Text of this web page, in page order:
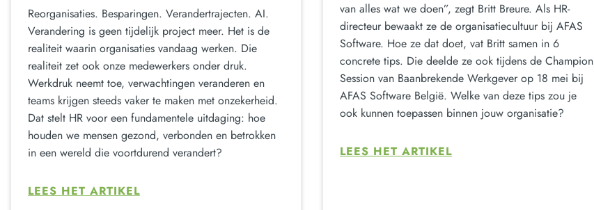
Reorganisaties. Besparingen. Verandertrajecten. AI.
Verandering is geen tijdelijk project meer. Het is de
realiteit waarin organisaties vandaag werken. Die
realiteit zet ook onze medewerkers onder druk.
Werkdruk neemt toe, verwachtingen veranderen en
teams krijgen steeds vaker te maken met onzekerheid.
Dat stelt HR voor een fundamentele uitdaging: hoe
houden we mensen gezond, verbonden en betrokken
in een wereld die voortdurend verandert?
LEES HET ARTIKEL
van alles wat we doen”, zegt Britt Breure. Als HR-
directeur bewaakt ze de organisatiecultuur bij AFAS
Software. Hoe ze dat doet, vat Britt samen in 6
concrete tips. Die deelde ze ook tijdens de Champion
Session van Baanbrekende Werkgever op 18 mei bij
AFAS Software België. Welke van deze tips zou je
ook kunnen toepassen binnen jouw organisatie?
LEES HET ARTIKEL